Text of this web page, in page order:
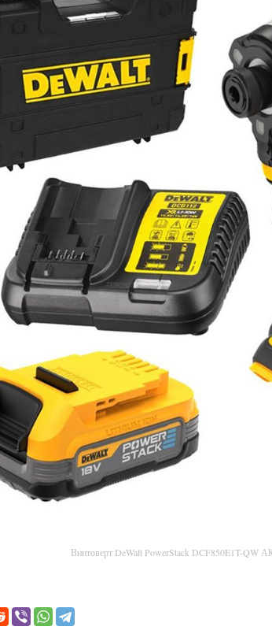
Винтоверт DeWalt PowerStack DCF850E1T-QW